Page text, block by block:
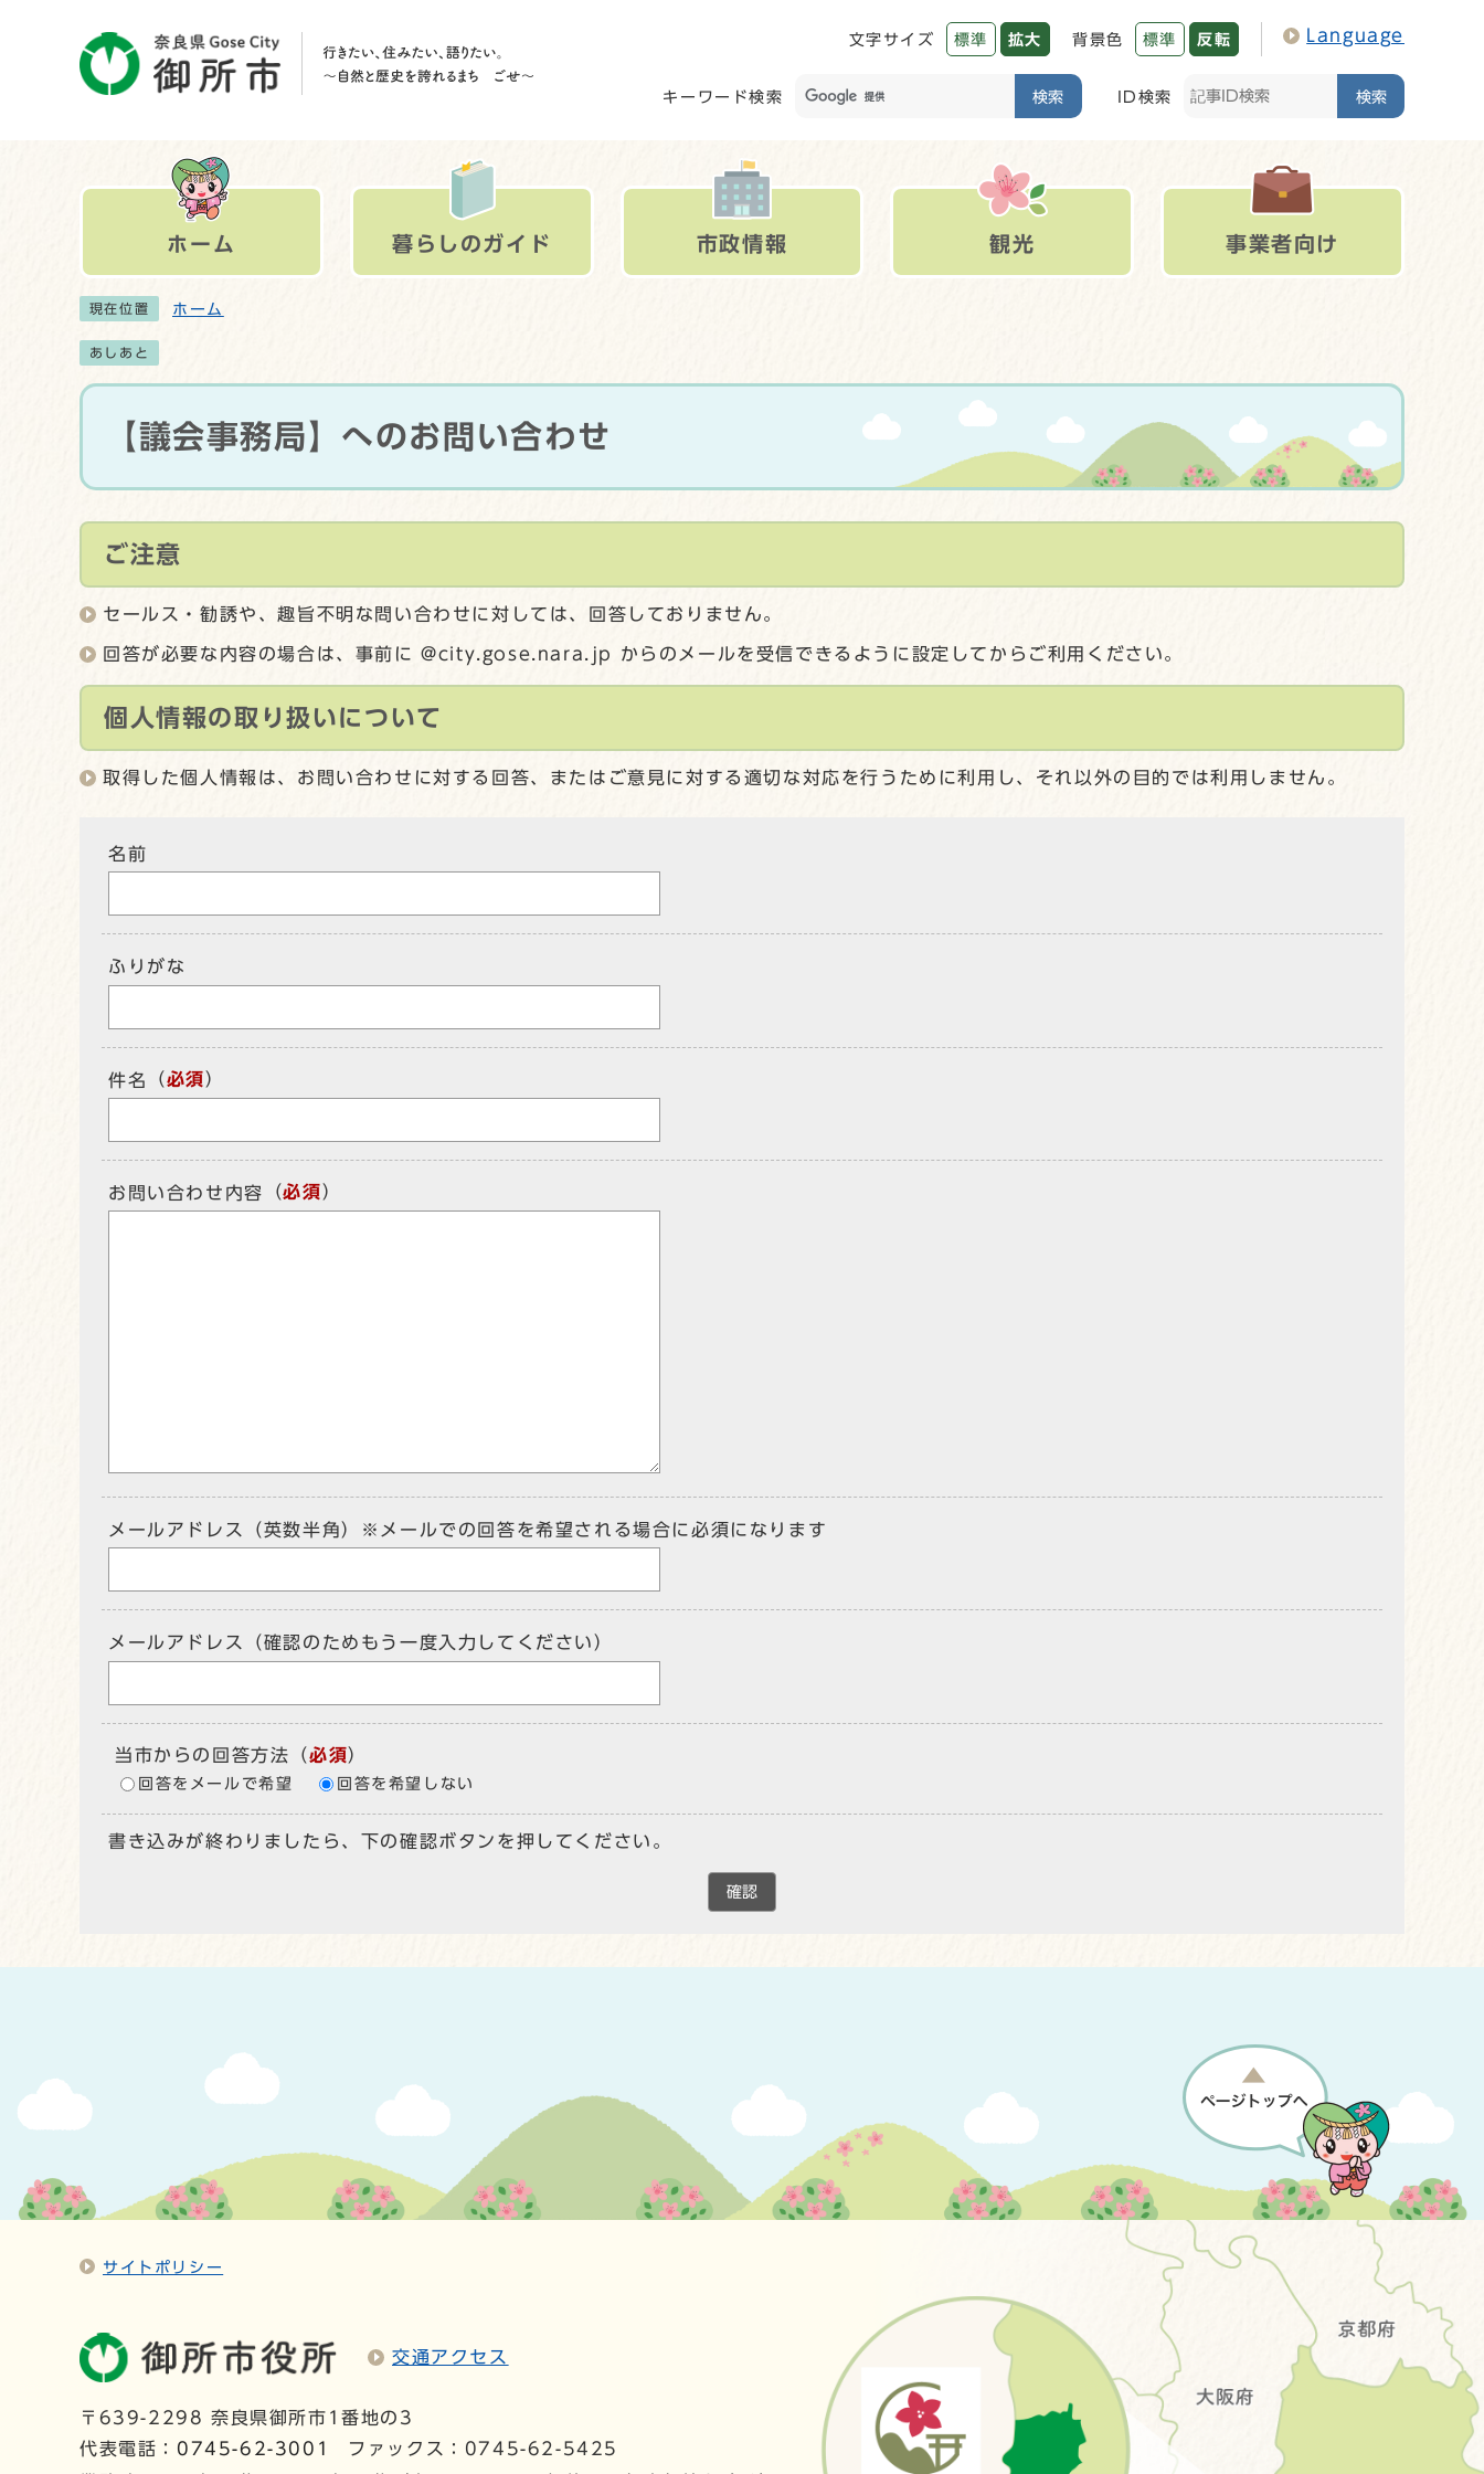
文字サイズ 標準 拡大 背景色 標準 反転 Language
キーワード検索 検索 ID検索 検索
ホーム 暮らしのガイド 市政情報 観光 事業者向け
現在位置 ホーム
あしあと
【議会事務局】へのお問い合わせ
ご注意
セールス・勧誘や、趣旨不明な問い合わせに対しては、回答しておりません。
回答が必要な内容の場合は、事前に @city.gose.nara.jp からのメールを受信できるように設定してからご利用ください。
個人情報の取り扱いについて
取得した個人情報は、お問い合わせに対する回答、またはご意見に対する適切な対応を行うために利用し、それ以外の目的では利用しません。
名前
ふりがな
件名 （必須）
お問い合わせ内容 （必須）
メールアドレス（英数半角）※メールでの回答を希望される場合に必須になります
メールアドレス（確認のためもう一度入力してください）
当市からの回答方法 （必須）
回答をメールで希望 回答を希望しない
書き込みが終わりましたら、下の確認ボタンを押してください。
確認
サイトポリシー
交通アクセス
〒639-2298 奈良県御所市1番地の3
代表電話： 0745-62-3001
ファックス：0745-62-5425